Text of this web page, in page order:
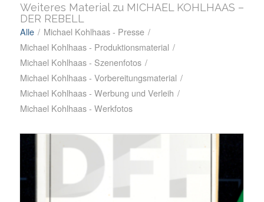
Weiteres Material zu MICHAEL KOHLHAAS –
DER REBELL
Alle / Michael Kohlhaas - Presse /
Michael Kohlhaas - Produktionsmaterial /
Michael Kohlhaas - Szenenfotos /
Michael Kohlhaas - Vorbereitungsmaterial /
Michael Kohlhaas - Werbung und Verleih /
Michael Kohlhaas - Werkfotos